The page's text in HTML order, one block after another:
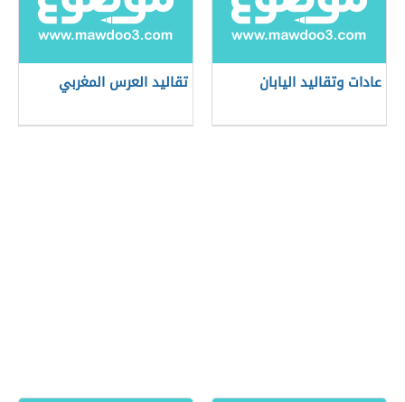
عادات وتقاليد اليابان تقاليد العرس المغربي